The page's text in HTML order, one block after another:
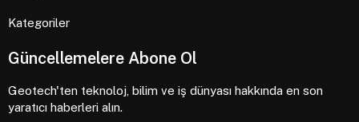
Kategoriler
Güncellemelere Abone Ol
Geotech'ten teknoloj, bilim ve iş dünyası hakkında en son
yaratıcı haberleri alın.